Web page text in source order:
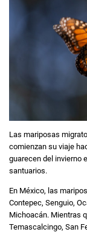
Las mariposas
comienzan su viaje
guarecen del invierno
santuarios.
En México, las
Contepec, Senguio,
Michoacán. Mientras
Temascalcingo, San